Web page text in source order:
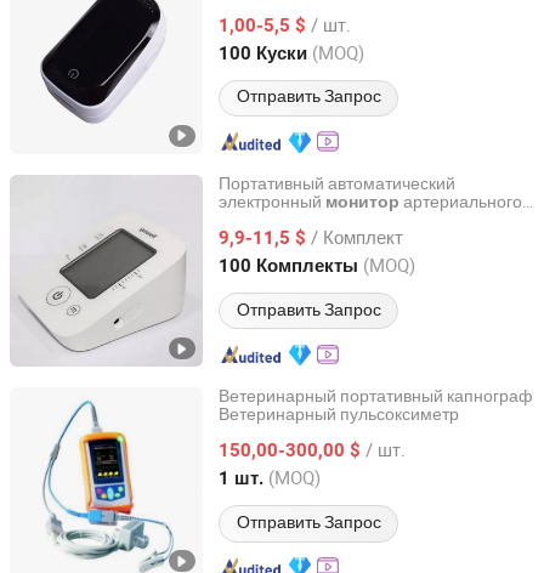
1,00-5,5 $ / шт.
100 Куски (MOQ)
Отправить Запрос
Shandong, China с 2020
Портативный автоматический
электронный монитор артериального
класс II 0-300mmhg частота
200 электрический
9,9-11,5 $ / Комплект
100 Комплекты (MOQ)
Отправить Запрос
Huichao Medical (Lianyungang) Co., Ltd
Jiangsu, China с 2022
Ветеринарный портативный капнограф
Ветеринарный пульсоксиметр
150,00-300,00 $ / шт.
1 шт. (MOQ)
Отправить Запрос
Guangzhou Med Equipment Limited
Guangdong, China с 2015